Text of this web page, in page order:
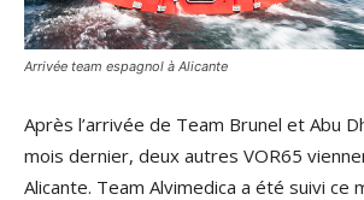
Arrivée team espagnol à Alicante
Après l’arrivée de Team Brunel et Abu
mois dernier, deux autres VOR65
Alicante. Team Alvimedica a été suivi ce